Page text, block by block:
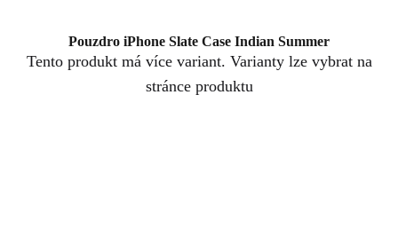
Pouzdro iPhone Slate Case Indian Summer
Tento produkt má více variant. Varianty lze vybrat na
stránce produktu